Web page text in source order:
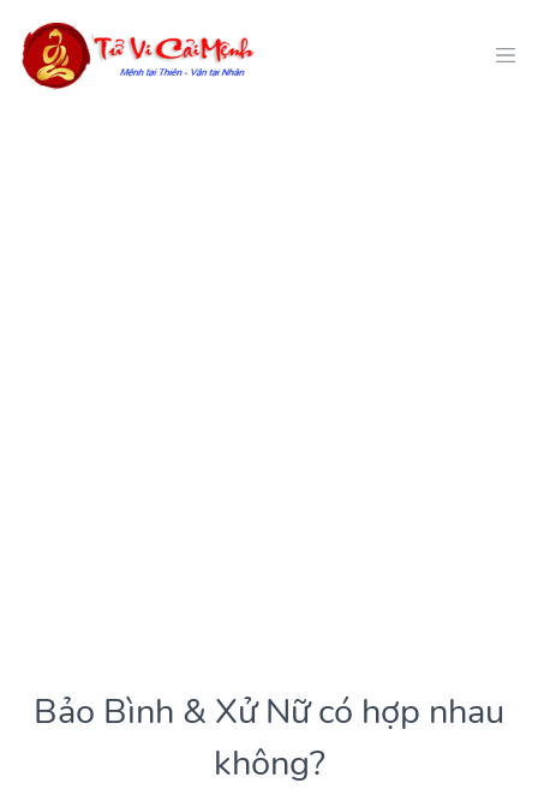
Bảo Bình & Xử Nữ có hợp nhau
không?